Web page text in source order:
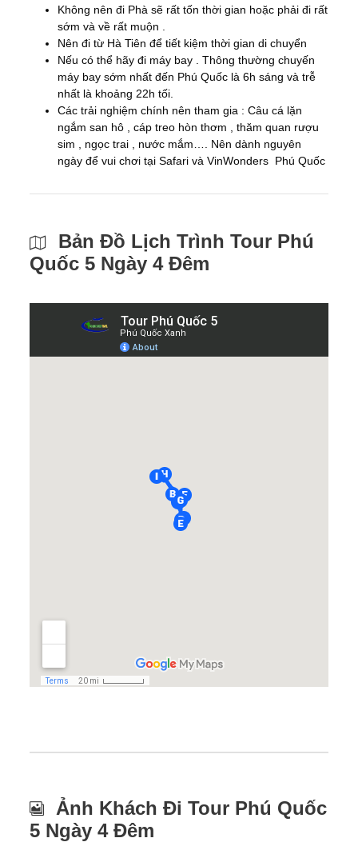
Không nên đi Phà sẽ rất tốn thời gian hoặc phải đi rất
sớm và về rất muộn .
Nên đi từ Hà Tiên để tiết kiệm thời gian di chuyển
Nếu có thể hãy đi máy bay . Thông thường chuyến
máy bay sớm nhất đến Phú Quốc là 6h sáng và trễ
nhất là khoảng 22h tối.
Các trải nghiệm chính nên tham gia : Câu cá lặn
ngắm san hô , cáp treo hòn thơm , thăm quan rượu
sim , ngọc trai , nước mắm…. Nên dành nguyên
ngày để vui chơi tại Safari và VinWonders Phú Quốc
Bản Đồ Lịch Trình Tour Phú
Quốc 5 Ngày 4 Đêm
Ảnh Khách Đi Tour Phú Quốc
5 Ngày 4 Đêm